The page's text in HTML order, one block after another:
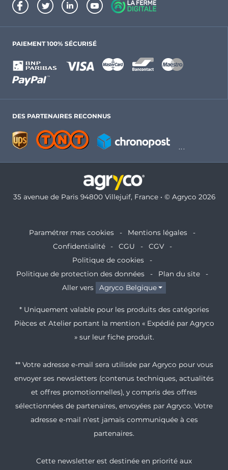
PAIEMENT 100% SÉCURISÉ
DES PARTENAIRES RECONNUS
35 avenue de Paris 94800 Villejuif, France • © Agryco 2026
Paramétrer mes cookies
Mentions légales
Confidentialité
CGU
CGV
Politique de cookies
Politique de protection des données
Plan du site
Aller vers
Agryco Belgique
* Uniquement valable pour les produits des catégories
Pièces et Atelier portant la mention « Expédié par Agryco
» sur leur fiche produit.
** Votre adresse e-mail sera utilisée par Agryco pour vous
envoyer ses newsletters (contenus techniques, actualités
et offres promotionnelles), y compris des offres
sélectionnées de partenaires, envoyées par Agryco. Votre
adresse e-mail n'est jamais communiquée à ces
partenaires.
Cette newsletter est destinée en priorité aux